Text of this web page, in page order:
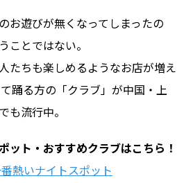
ログイン
ルプランお申し込み
お遊びが無くなってしまったの
ことではない。
たちも楽しめるようなお店が増え
踊る方の「クラブ」が中国・上
も流行中。
ット・おすすめクラブはこちら！
熱いナイトスポット